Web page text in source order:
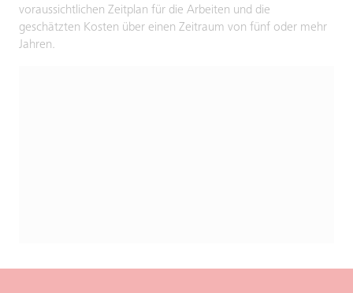
voraussichtlichen Zeitplan für die Arbeiten und die
geschätzten Kosten über einen Zeitraum von fünf oder mehr
Jahren.